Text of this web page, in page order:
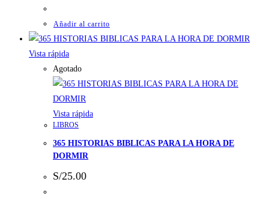
Añadir al carrito
Vista rápida
Agotado
Vista rápida
LIBROS
365 HISTORIAS BIBLICAS PARA LA HORA DE
DORMIR
S/25.00